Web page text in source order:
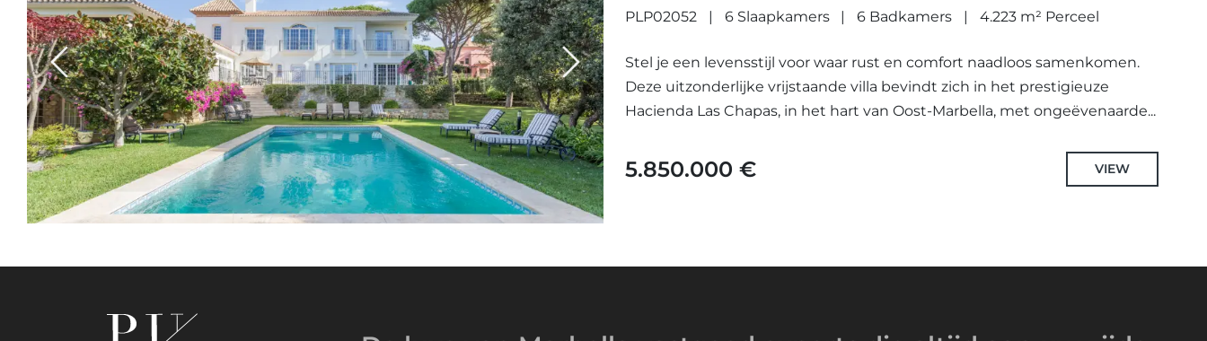
Previous Next
PLP02052 6 Slaapkamers 6 Badkamers 4.223 m² Perceel
Stel je een levensstijl voor waar rust en comfort naadloos samenkomen.
Deze uitzonderlijke vrijstaande villa bevindt zich in het prestigieuze
Hacienda Las Chapas, in het hart van Oost-Marbella, met ongeëvenaarde...
5.850.000 € VIEW